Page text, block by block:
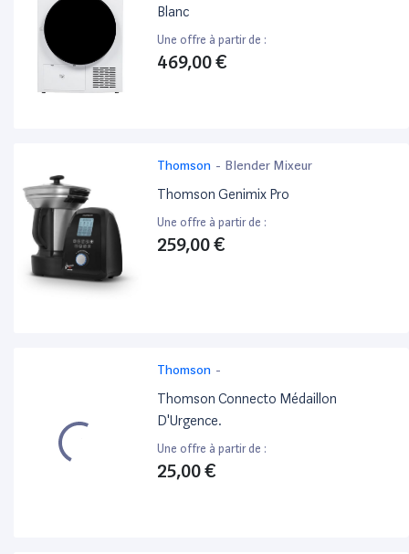
Blanc
Une offre à partir de :
469,00 €
Thomson - Blender Mixeur
Thomson Genimix Pro
Une offre à partir de :
259,00 €
Thomson -
Thomson Connecto Médaillon
D'Urgence.
Une offre à partir de :
25,00 €